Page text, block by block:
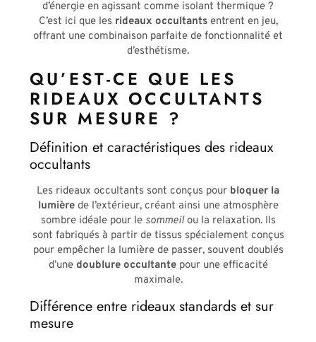
d’énergie en agissant comme isolant thermique ?
C’est ici que les rideaux occultantsentrent en jeu,
offrant une combinaison parfaite de fonctionnalité et
d’esthétisme.
QU’EST-CE QUE LES
RIDEAUX OCCULTANTS
SUR MESURE ?
Définition et caractéristiques des rideaux
occultants
Les rideaux occultants sont conçus pour bloquer la
lumièrede l’extérieur, créant ainsi une atmosphère
sombre idéale pour le sommeilou la relaxation. Ils
sont fabriqués à partir de tissus spécialement conçus
pour empêcher la lumière de passer, souvent doublés
d’une doublure occultantepour une efficacité
maximale.
Différence entre rideaux standards et sur
mesure